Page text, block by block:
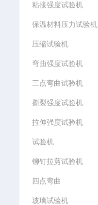
粘接强度试验机
保温材料压力试验机
压缩试验机
弯曲强度试验机
三点弯曲试验机
撕裂强度试验机
拉伸强度试验机
试验机
铆钉拉剪试验机
四点弯曲
玻璃试验机